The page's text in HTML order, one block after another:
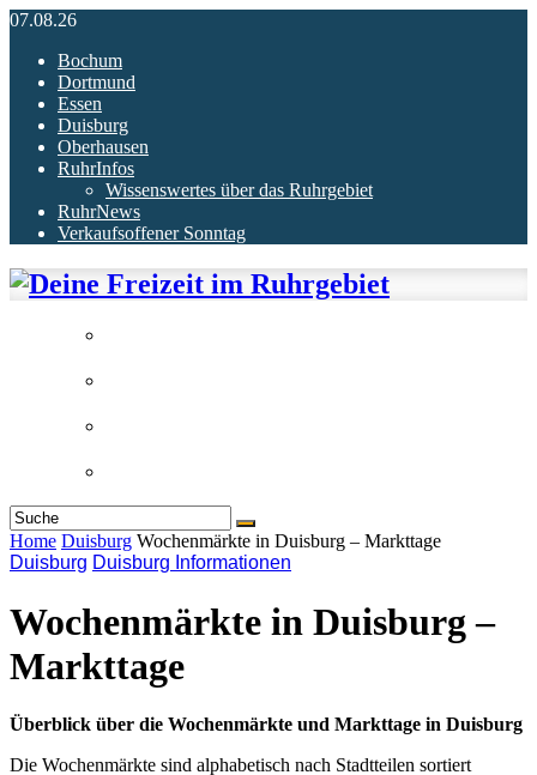
07.08.26
Bochum
Dortmund
Essen
Duisburg
Oberhausen
RuhrInfos
Wissenswertes über das Ruhrgebiet
RuhrNews
Verkaufsoffener Sonntag
Home Duisburg Wochenmärkte in Duisburg – Markttage
Duisburg Duisburg Informationen
Wochenmärkte in Duisburg –
Markttage
Überblick über die Wochenmärkte und Markttage in Duisburg
Die Wochenmärkte sind alphabetisch nach Stadtteilen sortiert